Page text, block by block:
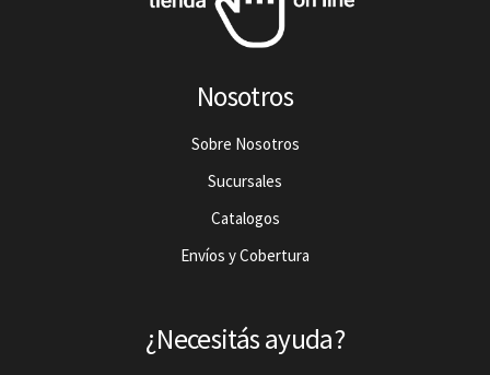
Nosotros
Sobre Nosotros
Sucursales
Catalogos
Envíos y Cobertura
¿Necesitás ayuda?